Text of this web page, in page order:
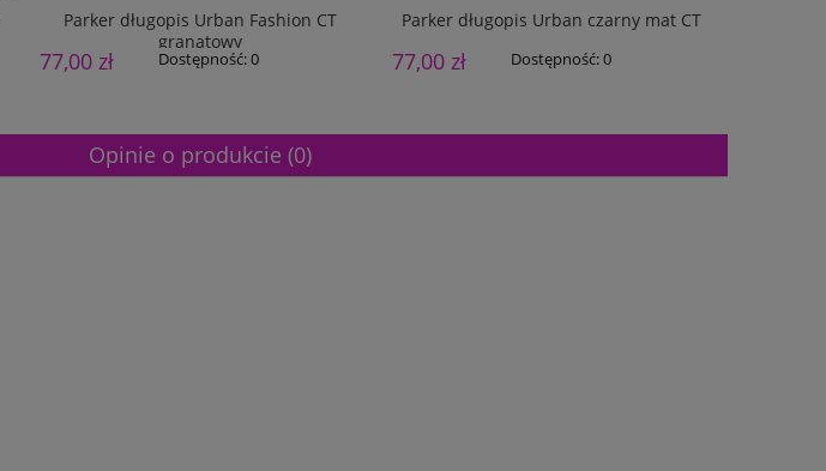
Parker długopis Urban Fashion CT
granatowy
77,00 zł Dostępność:0
Parker długopis Urban czarny mat CT
77,00 zł Dostępność:0
Opinie o produkcie (0)